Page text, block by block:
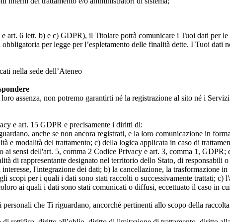
art. 6 lett. b) e c) GDPR), il Titolare potrà comunicare i Tuoi dati per
per legge per l’espletamento delle finalità dette. I Tuoi dati
nella sede dell’Ateneo
assenza, non potremo garantirti né la registrazione al sito né i Servizi
e art. 15 GDPR e precisamente i diritti di:
anche se non ancora registrati, e la loro comunicazione in
e modalità del trattamento; c) della logica applicata in caso di
sensi dell'art. 5, comma 2 Codice Privacy e art. 3, comma 1,
di rappresentante designato nel territorio dello Stato, di responsabili
l'integrazione dei dati; b) la cancellazione, la trasformazione
scopi per i quali i dati sono stati raccolti o successivamente trattati; c)
ai quali i dati sono stati comunicati o diffusi, eccettuato il caso in
che Ti riguardano, ancorché pertinenti allo scopo della